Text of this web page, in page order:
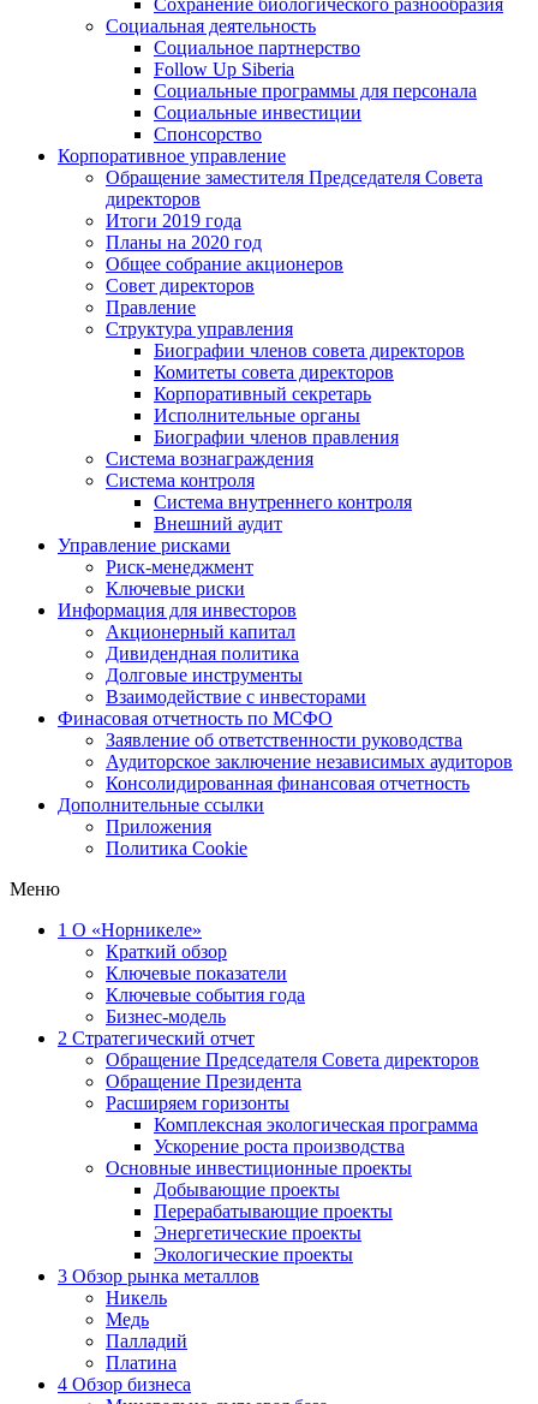
Сохранение биологического разнообразия
Социальная деятельность
Социальное партнерство
Follow Up Siberia
Социальные программы для персонала
Социальные инвестиции
Спонсорство
Корпоративное управление
Обращение заместителя Председателя Совета
директоров
Итоги 2019 года
Планы на 2020 год
Общее собрание акционеров
Совет директоров
Правление
Структура управления
Биографии членов совета директоров
Комитеты совета директоров
Корпоративный секретарь
Исполнительные органы
Биографии членов правления
Система вознаграждения
Система контроля
Система внутреннего контроля
Внешний аудит
Управление рисками
Риск-менеджмент
Ключевые риски
Информация для инвесторов
Акционерный капитал
Дивидендная политика
Долговые инструменты
Взаимодействие с инвеcторами
Финасовая отчетность по МСФО
Заявление об ответственности руководства
Аудиторское заключение независимых аудиторов
Консолидированная финансовая отчетность
Дополнительные ссылки
Приложения
Политика Cookie
Меню
1 О «Норникеле»
Краткий обзор
Ключевые показатели
Ключевые события года
Бизнес-модель
2 Стратегический отчет
Обращение Председателя Совета директоров
Обращение Президента
Расширяем горизонты
Комплексная экологическая программа
Ускорение роста производства
Основные инвестиционные проекты
Добывающие проекты
Перерабатывающие проекты
Энергетические проекты
Экологические проекты
3 Обзор рынка металлов
Никель
Медь
Палладий
Платина
4 Обзор бизнеса